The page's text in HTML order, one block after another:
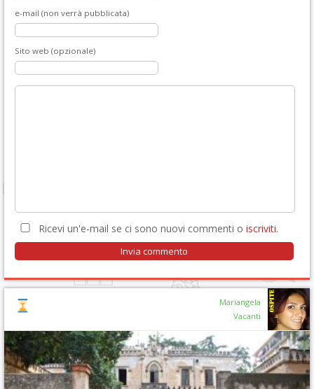
e-mail (non verrà pubblicata)
Sito web (opzionale)
Ricevi un'e-mail se ci sono nuovi commenti o iscriviti.
Mariangela
Vacanti